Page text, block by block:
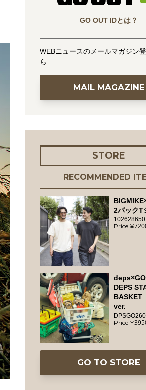
GO OUT IDとは？
WEBニュースのメールマガジン
ら
MAIL MAGAZINE
STORE
RECOMMENDED
2パックT
102628650
DEPS
ver.
GO TO STORE